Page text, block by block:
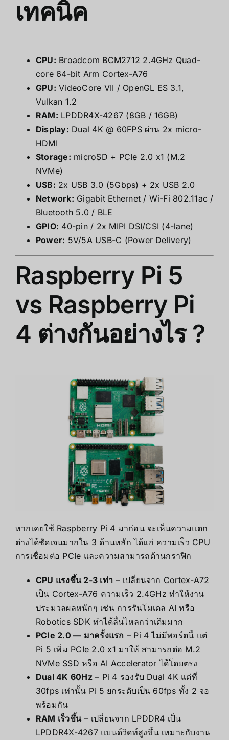
เทคนิค
CPU: Broadcom BCM2712 2.4GHz Quad-
core 64-bit Arm Cortex-A76
GPU: VideoCore VII / OpenGL ES 3.1,
Vulkan 1.2
RAM: LPDDR4X-4267 (8GB / 16GB)
Display: Dual 4K @ 60FPS ผ่าน 2x micro-
HDMI
Storage: microSD + PCIe 2.0 x1 (M.2
NVMe)
USB: 2x USB 3.0 (5Gbps) + 2x USB 2.0
Network: Gigabit Ethernet / Wi-Fi 802.11ac /
Bluetooth 5.0 / BLE
GPIO: 40-pin / 2x MIPI DSI/CSI (4-lane)
Power: 5V/5A USB-C (Power Delivery)
Raspberry Pi 5
vs Raspberry Pi
4 ต่างกันอย่างไร ?
หากเคยใช้ Raspberry Pi 4 มาก่อน จะเห็นความแตก
ต่างได้ชัดเจนมากใน 3 ด้านหลัก ได้แก่ ความเร็ว CPU
การเชื่อมต่อ PCIe และความสามารถด้านกราฟิก
CPU แรงขึ้น 2-3 เท่า – เปลี่ยนจาก Cortex-A72
เป็น Cortex-A76 ความเร็ว 2.4GHz ทำให้งาน
ประมวลผลหนักๆ เช่น การรันโมเดล AI หรือ
Robotics SDK ทำได้ลื่นไหลกว่าเดิมมาก
PCIe 2.0 — มาครั้งแรก – Pi 4 ไม่มีพอร์ตนี้ แต่
Pi 5 เพิ่ม PCIe 2.0 x1 มาให้ สามารถต่อ M.2
NVMe SSD หรือ AI Accelerator ได้โดยตรง
Dual 4K 60Hz– Pi 4 รองรับ Dual 4K แต่ที่
30fps เท่านั้น Pi 5 ยกระดับเป็น 60fps ทั้ง 2 จอ
พร้อมกัน
RAM เร็วขึ้น– เปลี่ยนจาก LPDDR4 เป็น
LPDDR4X-4267 แบนด์วิดท์สูงขึ้น เหมาะกับงาน